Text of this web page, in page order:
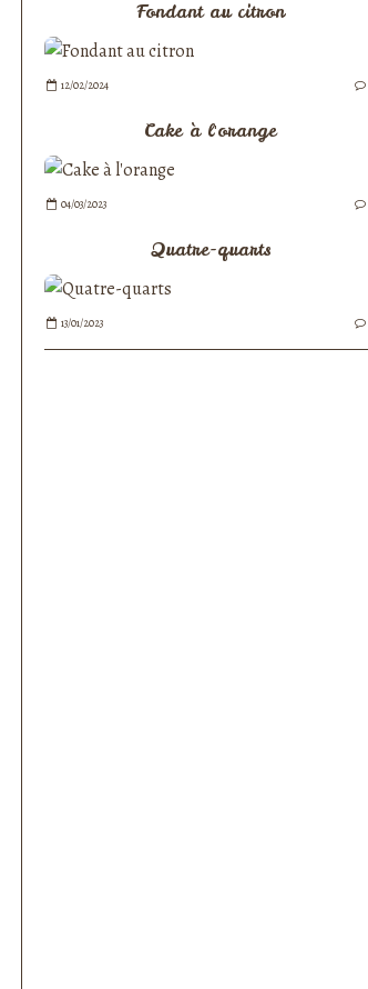
Fondant au citron
12/02/2024
Cake à l'orange
04/03/2023
Quatre-quarts
13/01/2023